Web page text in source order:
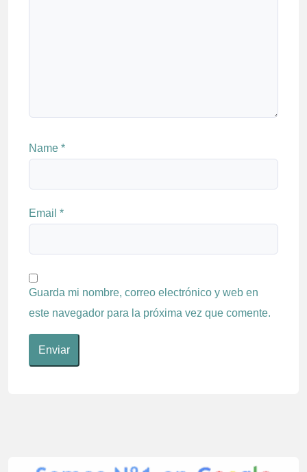
Name *
Email *
Guarda mi nombre, correo electrónico y web en
este navegador para la próxima vez que comente.